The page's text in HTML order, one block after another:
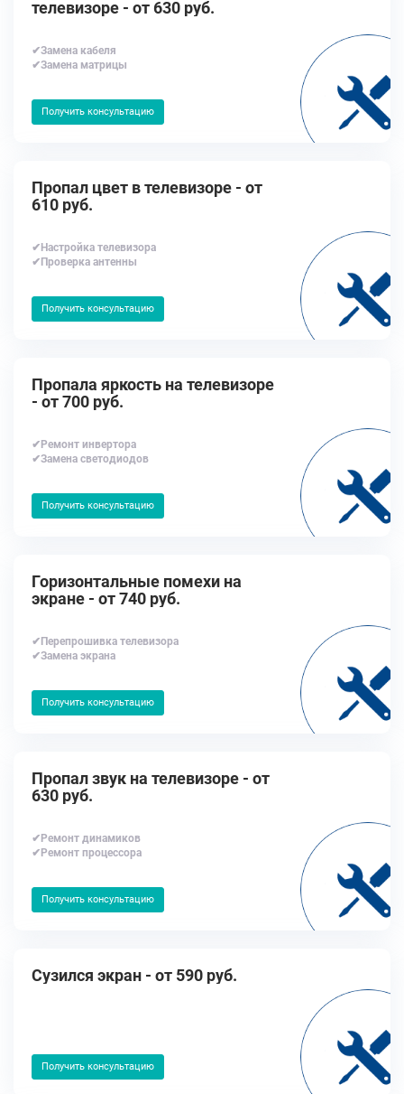
телевизоре - от 630 руб.
✔Замена кабеля
✔Замена матрицы
Получить консультацию
Пропал цвет в телевизоре - от
610 руб.
✔Настройка телевизора
✔Проверка антенны
Получить консультацию
Пропала яркость на телевизоре
- от 700 руб.
✔Ремонт инвертора
✔Замена светодиодов
Получить консультацию
Горизонтальные помехи на
экране - от 740 руб.
✔Перепрошивка телевизора
✔Замена экрана
Получить консультацию
Пропал звук на телевизоре - от
630 руб.
✔Ремонт динамиков
✔Ремонт процессора
Получить консультацию
Cузился экран - от 590 руб.
Получить консультацию